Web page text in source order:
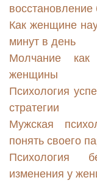
восстановление
Как женщине
минут в день
Молчание как
женщины
Психология
стратегии
Мужская
понять своего
Психология
изменения у